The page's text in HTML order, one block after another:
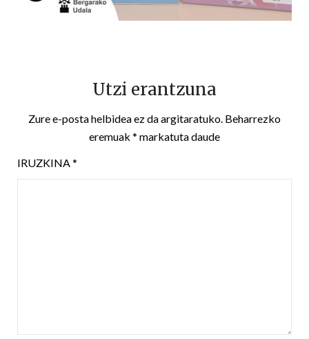
Utzi erantzuna
Zure e-posta helbidea ez da argitaratuko. Beharrezko
eremuak * markatuta daude
IRUZKINA*